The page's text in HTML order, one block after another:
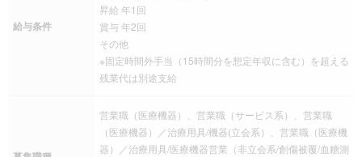
給与条件
昇給 年1回
賞与 年2回
その他
※固定時間外手当（15時間分を想定年収に含む）を超える
残業代は別途支給
営業職（医療機器）、営業職（サービス系）、営業職
（医療機器）／治療用具/機器(立会系）、営業職（医療機
器）／治療用具/医療機器営業（非立会系/創傷被覆/血糖測